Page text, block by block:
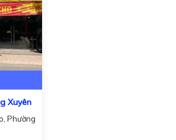
Xuyên
Phường